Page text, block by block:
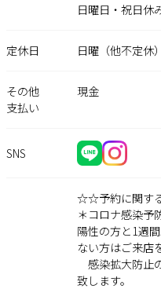
日曜日・祝日休
定休日 日曜（他不定休）
その他
支払い
現金
SNS
☆☆予約に関す
＊コロナ感染予
陽性の方と1週
ない方はご来店
感染拡大防止
致します。